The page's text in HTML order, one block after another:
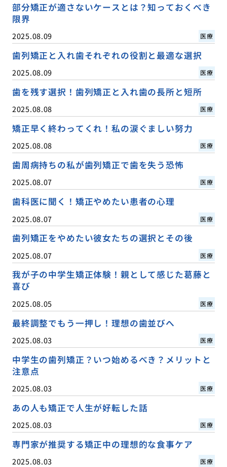
部分矯正が適さないケースとは？知っておくべき
限界
2025.08.09 医療
歯列矯正と入れ歯それぞれの役割と最適な選択
2025.08.09 医療
歯を残す選択！歯列矯正と入れ歯の長所と短所
2025.08.08 医療
矯正早く終わってくれ！私の涙ぐましい努力
2025.08.08 医療
歯周病持ちの私が歯列矯正で歯を失う恐怖
2025.08.07 医療
歯科医に聞く！矯正やめたい患者の心理
2025.08.07 医療
歯列矯正をやめたい彼女たちの選択とその後
2025.08.07 医療
我が子の中学生矯正体験！親として感じた葛藤と
喜び
2025.08.05 医療
最終調整でもう一押し！理想の歯並びへ
2025.08.03 医療
中学生の歯列矯正？いつ始めるべき？メリットと
注意点
2025.08.03 医療
あの人も矯正で人生が好転した話
2025.08.03 医療
専門家が推奨する矯正中の理想的な食事ケア
2025.08.03 医療